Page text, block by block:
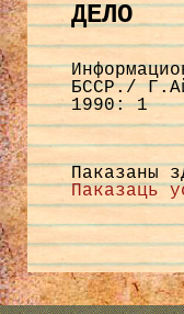
ДЕЛО
БССР./
1990: 1
Паказаны
Паказаць